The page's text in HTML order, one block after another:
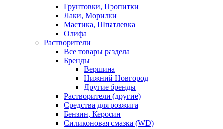
Грунтовки, Пропитки
Лаки, Морилки
Мастика, Шпатлевка
Олифа
Растворители
Все товары раздела
Бренды
Вершина
Нижний Новгород
Другие бренды
Растворители (другие)
Средства для розжига
Бензин, Керосин
Силиконовая смазка (WD)